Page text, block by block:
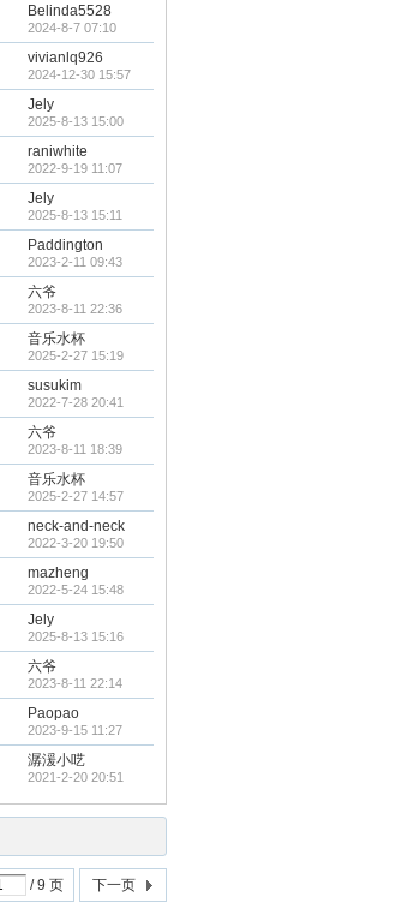
Belinda5528
2024-8-7 07:10
vivianlq926
2024-12-30 15:57
Jely
2025-8-13 15:00
raniwhite
2022-9-19 11:07
Jely
2025-8-13 15:11
Paddington
2023-2-11 09:43
六爷
2023-8-11 22:36
音乐水杯
2025-2-27 15:19
susukim
2022-7-28 20:41
六爷
2023-8-11 18:39
音乐水杯
2025-2-27 14:57
neck-and-neck
2022-3-20 19:50
mazheng
2022-5-24 15:48
Jely
2025-8-13 15:16
六爷
2023-8-11 22:14
Paopao
2023-9-15 11:27
潺湲小呓
2021-2-20 20:51
/ 9 页 下一页